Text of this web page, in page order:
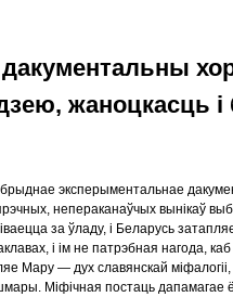
дакументальны
жаноцкасць і
эксперыментальнае
непераканаўчых вынікаў
за ўладу, і Беларусь
і ім не патрэбная нагода,
Мару — дух славянскай
Міфічная постаць дапамагае